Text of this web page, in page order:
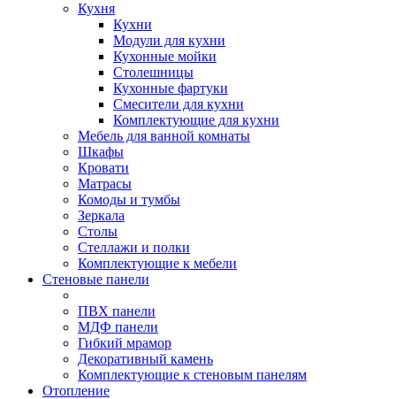
Кухня
Кухни
Модули для кухни
Кухонные мойки
Столешницы
Кухонные фартуки
Смесители для кухни
Комплектующие для кухни
Мебель для ванной комнаты
Шкафы
Кровати
Матрасы
Комоды и тумбы
Зеркала
Столы
Стеллажи и полки
Комплектующие к мебели
Стеновые панели
ПВХ панели
МДФ панели
Гибкий мрамор
Декоративный камень
Комплектующие к стеновым панелям
Отопление